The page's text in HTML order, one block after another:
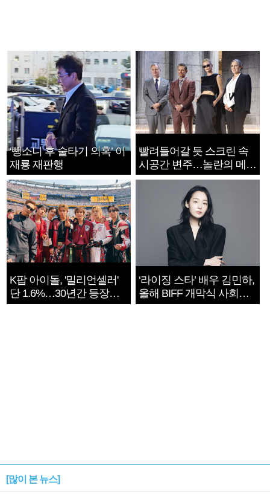
‘뺑소니 후 술타기 의혹’ 이
재룡 재판행
빨려들어갈 듯 스크린 속
시공간 변주…놀란의 메시
지는 ‘전쟁 속죄’
K팝 아이돌, '밀리언셀러'
단 1.6%…30년간 등장
1182개팀 전수조사
‘라이징 스타’ 배우 김민하,
올해 BIFF 개막식 사회자
확정
[많이 본 뉴스]